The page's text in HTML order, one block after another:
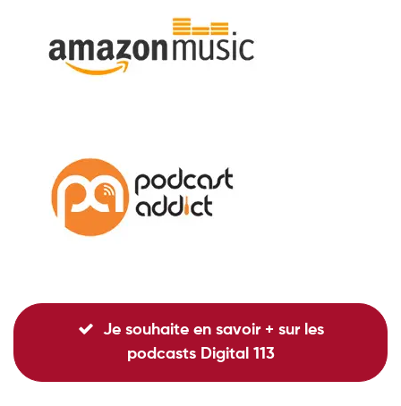
Je souhaite en savoir + sur les
podcasts Digital 113